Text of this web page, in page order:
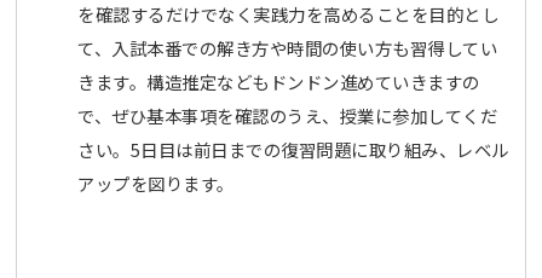
を確認するだけでなく実践力を高めることを目的とし
て、入試本番での解き方や時間の使い方も習得してい
きます。構造推定などもドンドン進めていきますの
で、ぜひ基本事項を確認のうえ、授業に参加してくだ
さい。5日目は前日までの復習問題に取り組み、レベル
アップを図ります。